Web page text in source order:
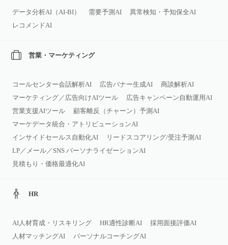
データ分析AI（AI‑BI） 需要予測AI
異常検知・予知保全AI
レコメンドAI
営業・マーケティング
コールセンター会話解析AI 広告バナー生成AI
商談解析AI
マーケティング／広告向けAIツール
広告キャンペーン自動運用AI
営業支援AIツール
顧客離反（チャーン）予測AI
マーケデータ統合・アトリビューションAI
インサイドセールス自動化AI
リードスコアリング/受注予測AI
LP／メール／SNS パーソナライゼーションAI
見積もり・価格最適化AI
HR
AI人材育成・リスキリング HR適性診断AI
採用面接評価AI
人材マッチングAI
パーソナルコーチングAI